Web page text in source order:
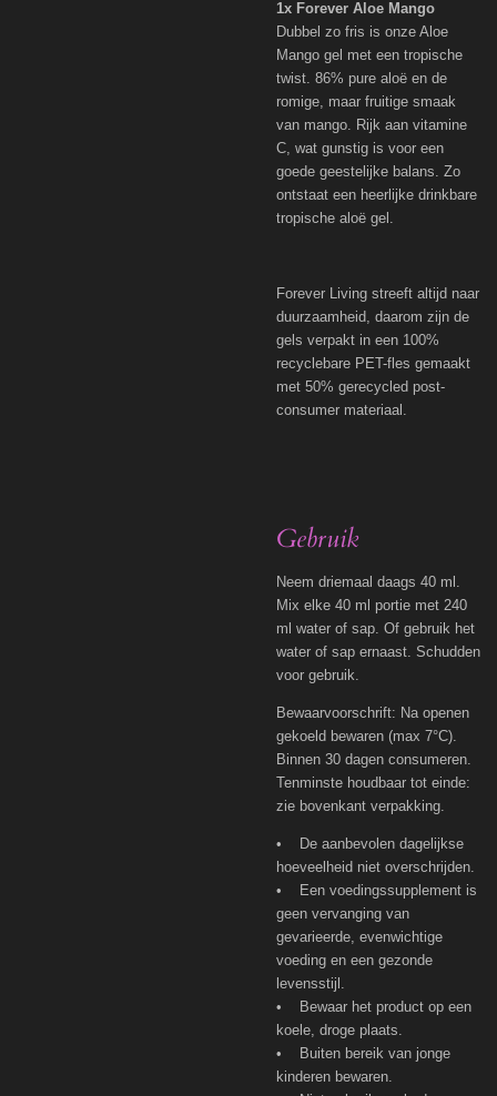
1x Forever Aloe Mango
Dubbel zo fris is onze Aloe
Mango gel met een tropische
twist. 86% pure aloë en de
romige, maar fruitige smaak
van mango. Rijk aan vitamine
C, wat gunstig is voor een
goede geestelijke balans. Zo
ontstaat een heerlijke drinkbare
tropische aloë gel.
Forever Living streeft altijd naar
duurzaamheid, daarom zijn de
gels verpakt in een 100%
recyclebare PET-fles gemaakt
met 50% gerecycled post-
consumer materiaal.
Gebruik
Neem driemaal daags 40 ml.
Mix elke 40 ml portie met 240
ml water of sap. Of gebruik het
water of sap ernaast. Schudden
voor gebruik.
Bewaarvoorschrift: Na openen
gekoeld bewaren (max 7°C).
Binnen 30 dagen consumeren.
Tenminste houdbaar tot einde:
zie bovenkant verpakking.
• De aanbevolen dagelijkse
hoeveelheid niet overschrijden.
• Een voedingssupplement is
geen vervanging van
gevarieerde, evenwichtige
voeding en een gezonde
levensstijl.
• Bewaar het product op een
koele, droge plaats.
• Buiten bereik van jonge
kinderen bewaren.